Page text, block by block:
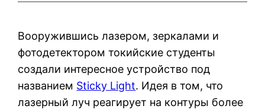
Вооружившись лазером, зеркалами и
фотодетектором токийские студенты
создали интересное устройство под
названием Sticky Light. Идея в том, что
лазерный луч реагирует на контуры более